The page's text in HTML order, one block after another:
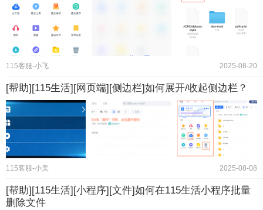
115客服-小飞 2025-08-20
[帮助][115生活][网页端][侧边栏]如何展开/收起侧边栏？
115客服-小美 2025-08-08
[帮助][115生活][小程序][文件]如何在115生活小程序批量
删除文件